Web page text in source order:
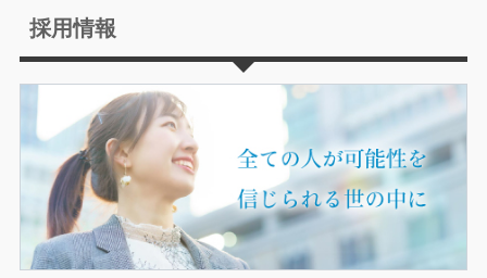
採用情報